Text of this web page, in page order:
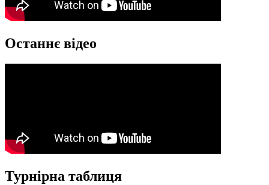
Останнє відео
Турнірна таблиця